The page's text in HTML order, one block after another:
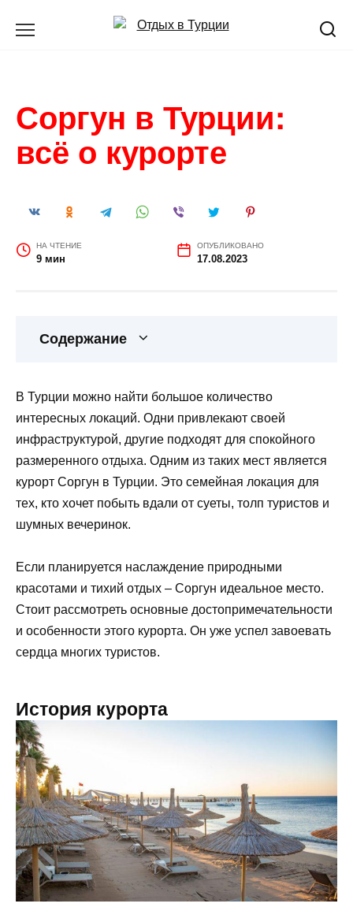
Соргун в Турции:
всё о курорте
НА ЧТЕНИЕ
9 мин
ОПУБЛИКОВАНО
17.08.2023
Содержание
В Турции можно найти большое количество
интересных локаций. Одни привлекают своей
инфраструктурой, другие подходят для спокойного
размеренного отдыха. Одним из таких мест является
курорт Соргун в Турции. Это семейная локация для
тех, кто хочет побыть вдали от суеты, толп туристов и
шумных вечеринок.
Если планируется наслаждение природными
красотами и тихий отдых – Соргун идеальное место.
Стоит рассмотреть основные достопримечательности
и особенности этого курорта. Он уже успел завоевать
сердца многих туристов.
История курорта